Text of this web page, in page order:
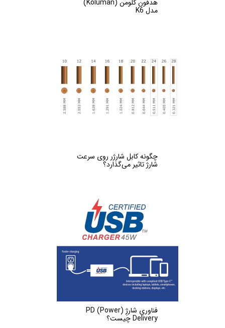
هدفون کلومن (Koluman)
مدل K6
چگونه کابل شارژر روی سرعت
شارژ تاثیر می‌گذارد؟
فناوریِ شارژِ (PD (Power
Delivery چیست؟